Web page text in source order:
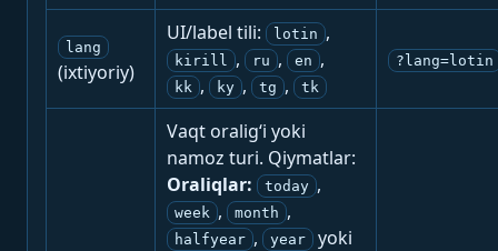
lang
(ixtiyoriy)
UI/label tili: lotin ,
kirill , ru , en ,
kk , ky , tg , tk
?lang=lotin
Vaqt oralig‘i yoki
namoz turi. Qiymatlar:
Oraliqlar:
today ,
week , month ,
halfyear , year
yoki